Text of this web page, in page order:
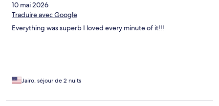
10 mai 2026
Traduire avec Google
Everything was superb I loved every minute of it!!!
Jairo, séjour de 2 nuits